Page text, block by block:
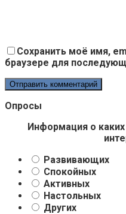
Сохранить моё имя,
браузере для
Опросы
Информация о
Развивающих
Спокойных
Активных
Настольных
Других